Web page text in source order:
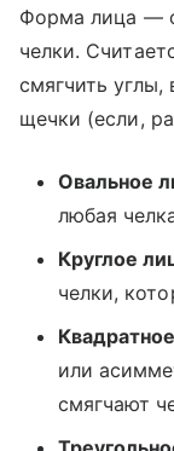
Форма лица —
челки.
смягчить
щечки (если,
Овальное
любая
Круглое
челки,
или
смягчают